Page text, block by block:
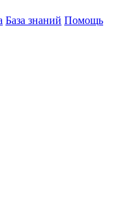
База знаний Помощь